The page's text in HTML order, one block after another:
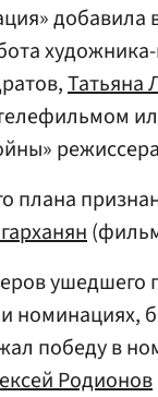
добавила
Татьяна
режиссера
плана
номинациях,
победу в
Родионов